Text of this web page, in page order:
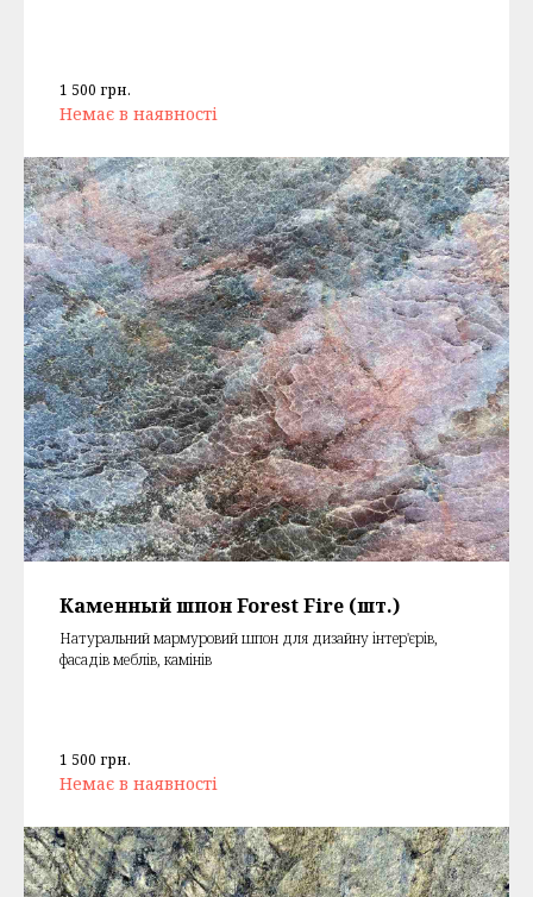
1 500 грн.
Немає в наявності
Каменный шпон Forest Fire (шт.)
Натуральний мармуровий шпон для дизайну інтер'єрів,
фасадів меблів, камінів
1 500 грн.
Немає в наявності